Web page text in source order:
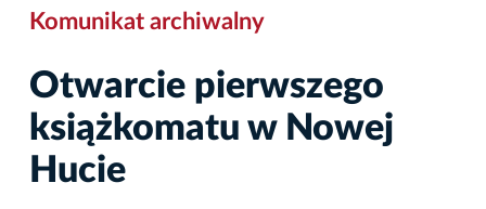
Komunikat archiwalny
Otwarcie pierwszego
książkomatu w Nowej
Hucie